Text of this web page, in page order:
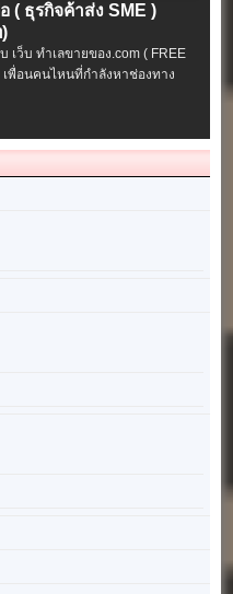
( ธุรกิจค้าส่ง SME )
เว็บ ทำเลขายของ.com ( FREE
พื่อนคนไหนที่กำลังหาช่องทาง